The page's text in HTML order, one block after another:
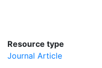
Resource type
Journal Article